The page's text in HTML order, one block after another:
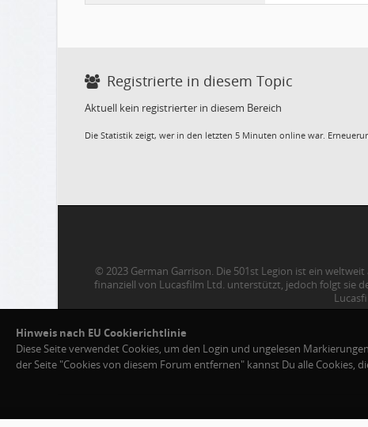
Registrierte in diesem Topic
Aktuell kein registrierter in diesem Bereich
Die Statistik zeigt, wer in den letzten 5 Minuten online war.
© 2023 German Garrison. Die 501st Legion ist ein
finanziell von Lucasfilm Ltd. unterstützt, jedoch folgt sie
MySQL Queries:16 ·Cache Hits:
Hinweis nach EU Cookierichtlinie
Diese Seite verwendet Cookies, um den Login und ungelesen
der Seite "Cookies von diesem Forum entfernen" kannst Du alle